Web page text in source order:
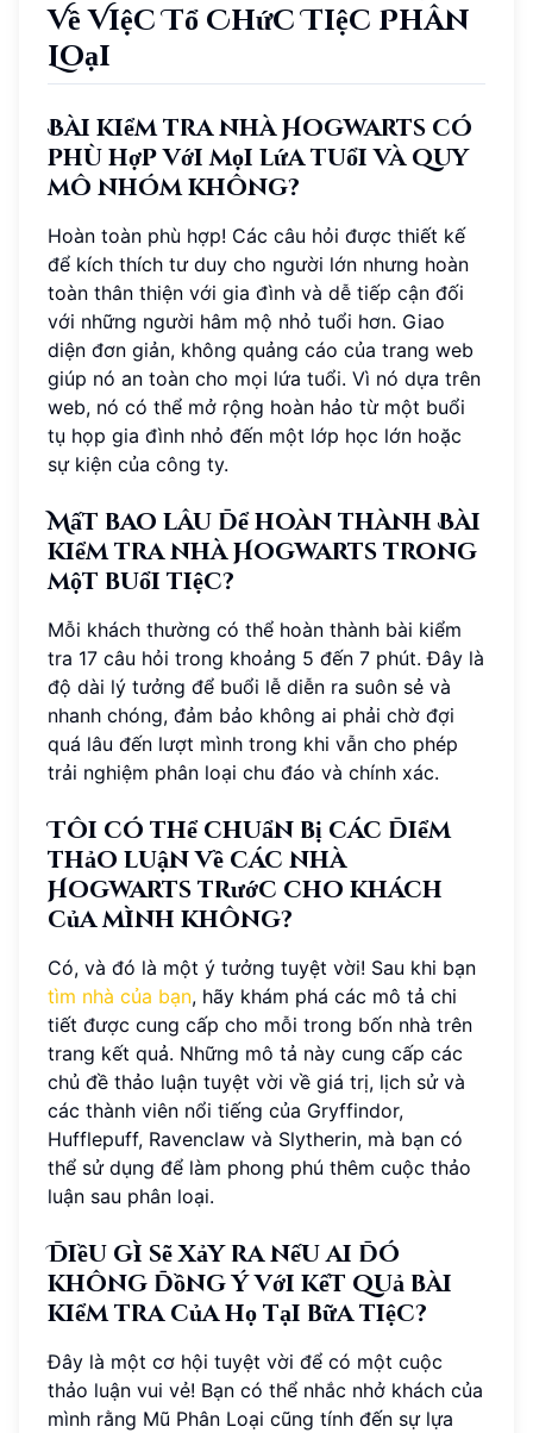
Về Việc Tổ Chức Tiệc Phân
Loại
Bài kiểm tra nhà Hogwarts có
phù hợp với mọi lứa tuổi và quy
mô nhóm không?
Hoàn toàn phù hợp! Các câu hỏi được thiết kế
để kích thích tư duy cho người lớn nhưng hoàn
toàn thân thiện với gia đình và dễ tiếp cận đối
với những người hâm mộ nhỏ tuổi hơn. Giao
diện đơn giản, không quảng cáo của trang web
giúp nó an toàn cho mọi lứa tuổi. Vì nó dựa trên
web, nó có thể mở rộng hoàn hảo từ một buổi
tụ họp gia đình nhỏ đến một lớp học lớn hoặc
sự kiện của công ty.
Mất bao lâu để hoàn thành Bài
kiểm tra nhà Hogwarts trong
một buổi tiệc?
Mỗi khách thường có thể hoàn thành bài kiểm
tra 17 câu hỏi trong khoảng 5 đến 7 phút. Đây là
độ dài lý tưởng để buổi lễ diễn ra suôn sẻ và
nhanh chóng, đảm bảo không ai phải chờ đợi
quá lâu đến lượt mình trong khi vẫn cho phép
trải nghiệm phân loại chu đáo và chính xác.
Tôi có thể chuẩn bị các điểm
thảo luận về các nhà
Hogwarts trước cho khách
của mình không?
Có, và đó là một ý tưởng tuyệt vời! Sau khi bạn
tìm nhà của bạn, hãy khám phá các mô tả chi
tiết được cung cấp cho mỗi trong bốn nhà trên
trang kết quả. Những mô tả này cung cấp các
chủ đề thảo luận tuyệt vời về giá trị, lịch sử và
các thành viên nổi tiếng của Gryffindor,
Hufflepuff, Ravenclaw và Slytherin, mà bạn có
thể sử dụng để làm phong phú thêm cuộc thảo
luận sau phân loại.
Điều gì sẽ xảy ra nếu ai đó
không đồng ý với kết quả bài
kiểm tra của họ tại bữa tiệc?
Đây là một cơ hội tuyệt vời để có một cuộc
thảo luận vui vẻ! Bạn có thể nhắc nhở khách của
mình rằng Mũ Phân Loại cũng tính đến sự lựa